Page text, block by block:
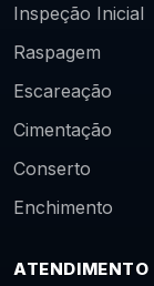
Inspeção Inicial
Raspagem
Escareação
Cimentação
Conserto
Enchimento
ATENDIMENTO